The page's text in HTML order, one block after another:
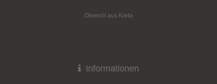
Olivenöl aus Kreta
Informationen